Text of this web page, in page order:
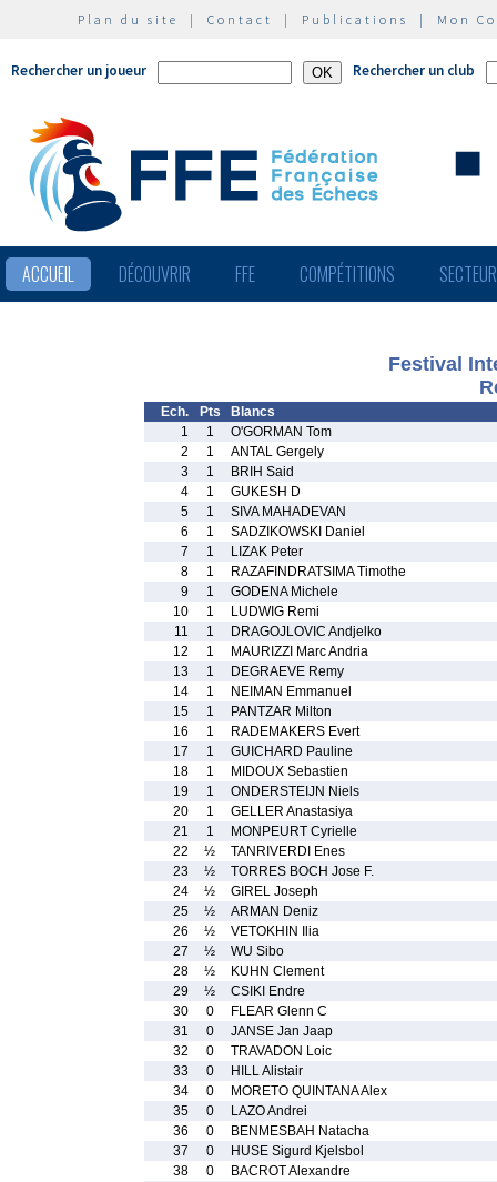
Plan du site | Contact | Publications | Mon
Rechercher un joueur Rechercher un club
ACCUEIL DÉCOUVRIR FFE COMPÉTITIONS
Festival
Ech. Pts
Blancs
1
1
O'GORMAN Tom
2
1
ANTAL Gergely
3
1
BRIH Said
4
1
GUKESH D
5
1
SIVA MAHADEVAN
6
1
SADZIKOWSKI Daniel
7
1
LIZAK Peter
8
1
RAZAFINDRATSIMA Timothe
9
1
GODENA Michele
10
1
LUDWIG Remi
11
1
DRAGOJLOVIC Andjelko
12
1
MAURIZZI Marc Andria
13
1
DEGRAEVE Remy
14
1
NEIMAN Emmanuel
15
1
PANTZAR Milton
16
1
RADEMAKERS Evert
17
1
GUICHARD Pauline
18
1
MIDOUX Sebastien
19
1
ONDERSTEIJN Niels
20
1
GELLER Anastasiya
21
1
MONPEURT Cyrielle
22
½
TANRIVERDI Enes
23
½
TORRES BOCH Jose F.
24
½
GIREL Joseph
25
½
ARMAN Deniz
26
½
VETOKHIN Ilia
27
½
WU Sibo
28
½
KUHN Clement
29
½
CSIKI Endre
30
0
FLEAR Glenn C
31
0
JANSE Jan Jaap
32
0
TRAVADON Loic
33
0
HILL Alistair
34
0
MORETO QUINTANA Alex
35
0
LAZO Andrei
36
0
BENMESBAH Natacha
37
0
HUSE Sigurd Kjelsbol
38
0
BACROT Alexandre